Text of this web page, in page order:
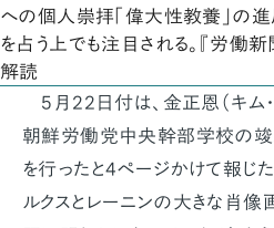
への個人崇拝「偉大性教養」の
を占う上でも注目される。『労働
解読
5月22日付は、金正恩（キム
朝鮮労働党中央幹部学校の竣
を行ったと4ページかけて報じ
ルクスとレーニンの大きな肖像